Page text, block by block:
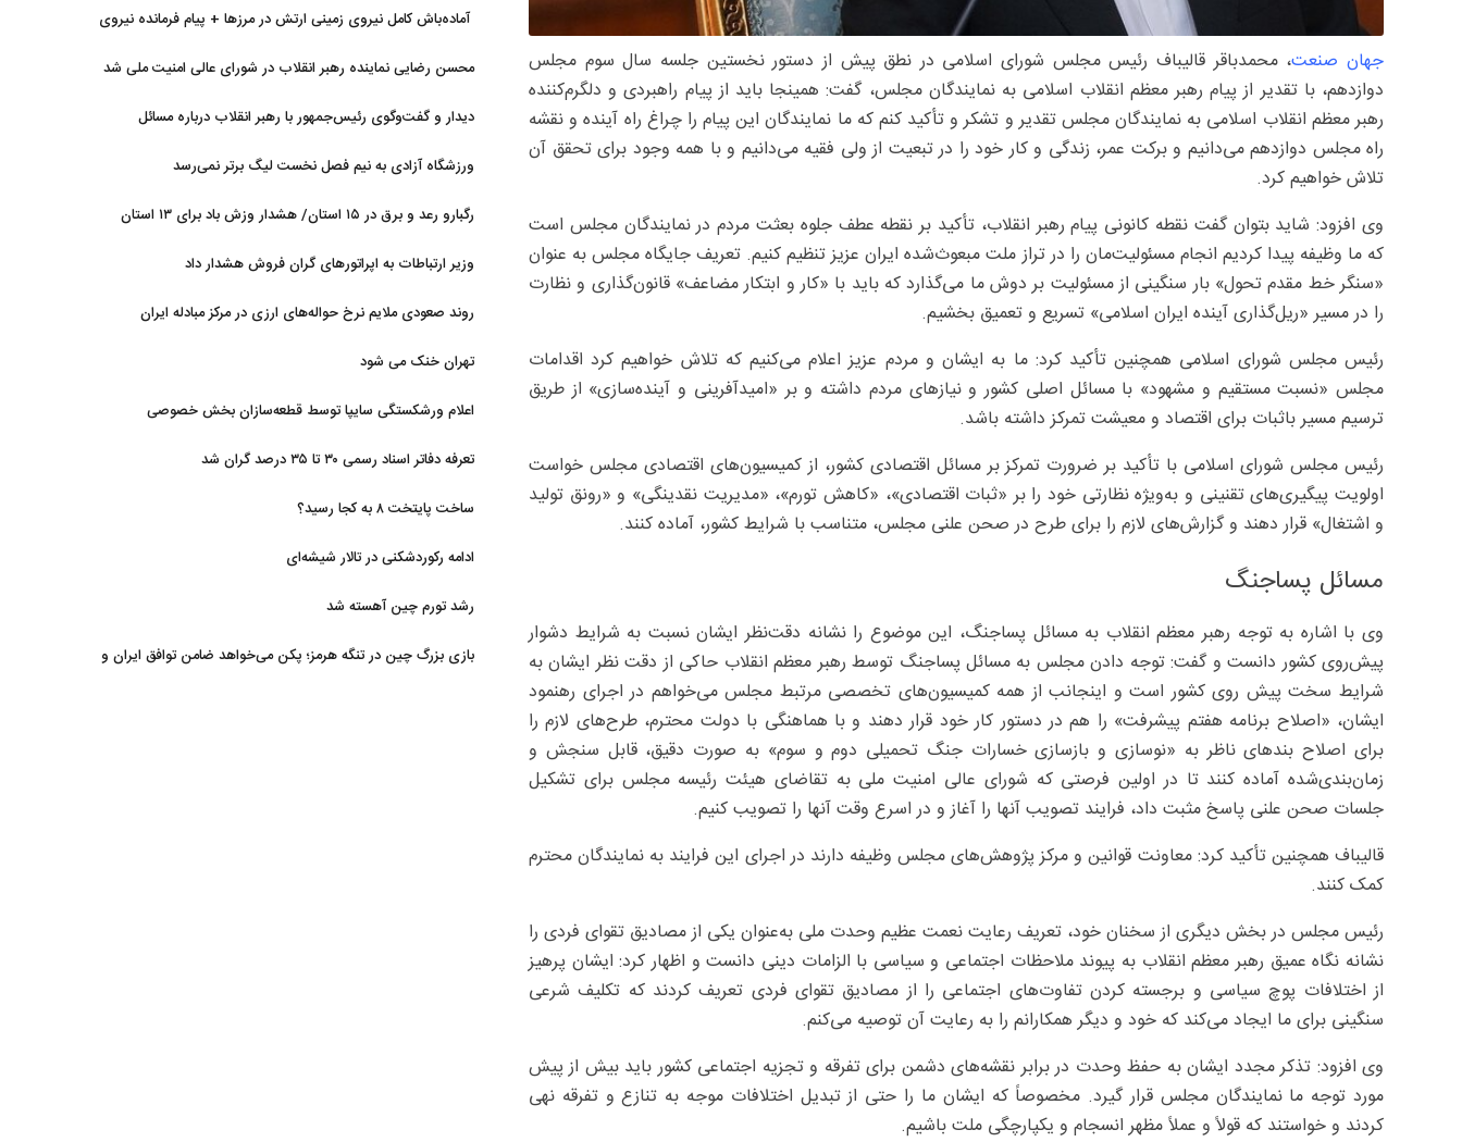
جهان صنعت، محمدباقر قالیباف رئیس مجلس شورای اسلامی در نطق پیش از دستور نخستین جلسه سال سوم مجلس
دوازدهم، با تقدیر از پیام رهبر معظم انقلاب اسلامی به نمایندگان مجلس، گفت: همینجا باید از پیام راهبردی و دلگرم‌کننده
رهبر معظم انقلاب اسلامی به نمایندگان مجلس تقدیر و تشکر و تأکید کنم که ما نمایندگان این پیام را چراغ راه آینده و نقشه
راه مجلس دوازدهم می‌دانیم و برکت عمر، زندگی و کار خود را در تبعیت از ولی فقیه می‌دانیم و با همه وجود برای تحقق آن
تلاش خواهیم کرد.
وی افزود: شاید بتوان گفت نقطه کانونی پیام رهبر انقلاب، تأکید بر نقطه عطف جلوه بعثت مردم در نمایندگان مجلس است
که ما وظیفه پیدا کردیم انجام مسئولیت‌مان را در تراز ملت مبعوث‌شده ایران عزیز تنظیم کنیم. تعریف جایگاه مجلس به عنوان
«سنگر خط مقدم تحول» بار سنگینی از مسئولیت بر دوش ما می‌گذارد که باید با «کار و ابتکار مضاعف» قانون‌گذاری و نظارت
را در مسیر «ریل‌گذاری آینده ایران اسلامی» تسریع و تعمیق بخشیم.
رئیس مجلس شورای اسلامی همچنین تأکید کرد: ما به ایشان و مردم عزیز اعلام می‌کنیم که تلاش خواهیم کرد اقدامات
مجلس «نسبت مستقیم و مشهود» با مسائل اصلی کشور و نیازهای مردم داشته و بر «امیدآفرینی و آینده‌سازی» از طریق
ترسیم مسیر باثبات برای اقتصاد و معیشت تمرکز داشته باشد.
رئیس مجلس شورای اسلامی با تأکید بر ضرورت تمرکز بر مسائل اقتصادی کشور، از کمیسیون‌های اقتصادی مجلس خواست
اولویت پیگیری‌های تقنینی و به‌ویژه نظارتی خود را بر «ثبات اقتصادی»، «کاهش تورم»، «مدیریت نقدینگی» و «رونق تولید
و اشتغال» قرار دهند و گزارش‌های لازم را برای طرح در صحن علنی مجلس، متناسب با شرایط کشور، آماده کنند.
مسائل پساجنگ
وی با اشاره به توجه رهبر معظم انقلاب به مسائل پساجنگ، این موضوع را نشانه دقت‌نظر ایشان نسبت به شرایط دشوار
پیش‌روی کشور دانست و گفت: توجه دادن مجلس به مسائل پساجنگ توسط رهبر معظم انقلاب حاکی از دقت نظر ایشان به
شرایط سخت پیش روی کشور است و اینجانب از همه کمیسیون‌های تخصصی مرتبط مجلس می‌خواهم در اجرای رهنمود
ایشان، «اصلاح برنامه هفتم پیشرفت» را هم در دستور کار خود قرار دهند و با هماهنگی با دولت محترم، طرح‌های لازم را
برای اصلاح بندهای ناظر به «نوسازی و بازسازی خسارات جنگ تحمیلی دوم و سوم» به صورت دقیق، قابل سنجش و
زمان‌بندی‌شده آماده کنند تا در اولین فرصتی که شورای عالی امنیت ملی به تقاضای هیئت رئیسه مجلس برای تشکیل
جلسات صحن علنی پاسخ مثبت داد، فرایند تصویب آنها را آغاز و در اسرع وقت آنها را تصویب کنیم.
قالیباف همچنین تأکید کرد: معاونت قوانین و مرکز پژوهش‌های مجلس وظیفه دارند در اجرای این فرایند به نمایندگان محترم
کمک کنند.
رئیس مجلس در بخش دیگری از سخنان خود، تعریف رعایت نعمت عظیم وحدت ملی به‌عنوان یکی از مصادیق تقوای فردی را
نشانه نگاه عمیق رهبر معظم انقلاب به پیوند ملاحظات اجتماعی و سیاسی با الزامات دینی دانست و اظهار کرد: ایشان پرهیز
از اختلافات پوچ سیاسی و برجسته کردن تفاوت‌های اجتماعی را از مصادیق تقوای فردی تعریف کردند که تکلیف شرعی
سنگینی برای ما ایجاد می‌کند که خود و دیگر همکارانم را به رعایت آن توصیه می‌کنم.
وی افزود: تذکر مجدد ایشان به حفظ وحدت در برابر نقشه‌های دشمن برای تفرقه و تجزیه اجتماعی کشور باید بیش از پیش
مورد توجه ما نمایندگان مجلس قرار گیرد. مخصوصاً که ایشان ما را حتی از تبدیل اختلافات موجه به تنازع و تفرقه نهی
کردند و خواستند که قولاً و عملاً مظهر انسجام و یکپارچگی ملت باشیم.
آماده‌باش کامل نیروی زمینی ارتش در مرزها + پیام فرمانده نیروی
محسن رضایی نماینده رهبر انقلاب در شورای عالی امنیت ملی شد
دیدار و گفت‌وگوی رئیس‌جمهور با رهبر انقلاب درباره مسائل
ورزشگاه آزادی به نیم فصل نخست لیگ برتر نمی‌رسد
رگبارو رعد و برق در ۱۵ استان/ هشدار وزش باد برای ۱۳ استان‌
وزیر ارتباطات به اپراتورهای گران فروش هشدار داد
روند صعودی ملایم نرخ حواله‌های ارزی در مرکز مبادله ایران
تهران خنک می شود
اعلام ورشکستگی سایپا توسط قطعه‌سازان بخش خصوصی
تعرفه دفاتر اسناد رسمی ۳۰ تا ۳۵ درصد گران شد
ساخت پایتخت ۸ به کجا رسید؟
ادامه رکوردشکنی در تالار شیشه‌ای
رشد تورم چین آهسته شد
بازی بزرگ چین در تنگه هرمز؛ پکن می‌خواهد ضامن توافق ایران و